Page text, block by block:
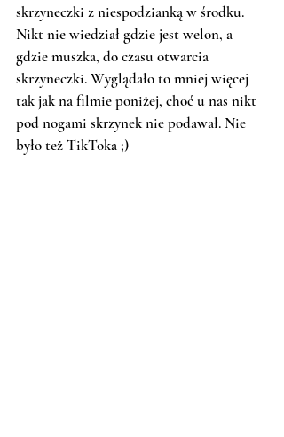
skrzyneczki z niespodzianką w środku.
Nikt nie wiedział gdzie jest welon, a
gdzie muszka, do czasu otwarcia
skrzyneczki. Wyglądało to mniej więcej
tak jak na filmie poniżej, choć u nas nikt
pod nogami skrzynek nie podawał. Nie
było też TikToka ;)